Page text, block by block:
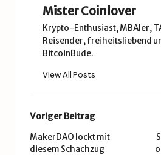
Mister Coinlover
Krypto-Enthusiast, MBAler,
Reisender, freiheitsliebend
BitcoinBude.
View All Posts
Post
navigation
Voriger Beitrag
MakerDAO lockt mit
diesem Schachzug